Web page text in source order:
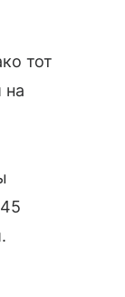
тот
на